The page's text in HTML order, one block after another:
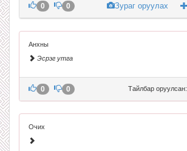
Зураг оруулах
0 0
Анхны
Эсрэг утга
Тайлбар оруулсан:
0 0
Очих